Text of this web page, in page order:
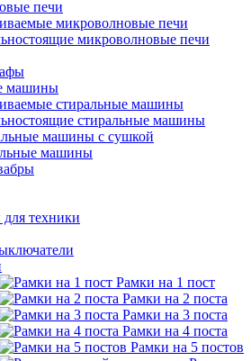
печи
микроволновые печи
микроволновые печи
машины
стиральные машины
стиральные машины
машины с сушкой
машины
техники
Рамки на 1 пост
Рамки на 2 поста
Рамки на 3 поста
Рамки на 4 поста
Рамки на 5 постов